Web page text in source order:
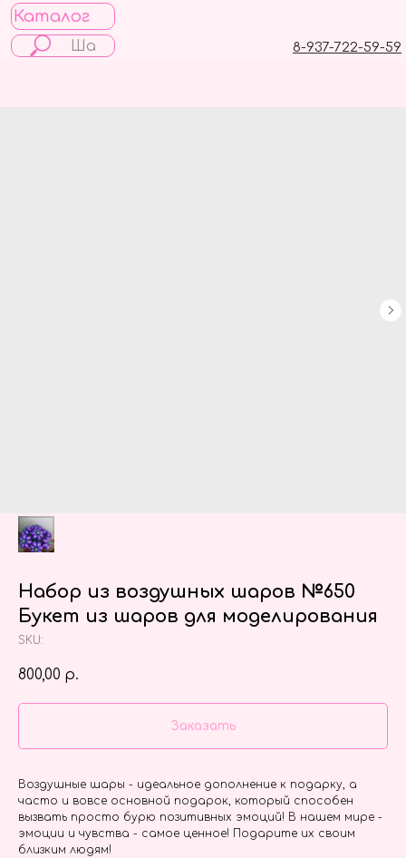
Каталог
8-937-722-59-59
Набор из воздушных шаров №650
Букет из шаров для моделирования
SKU:
800,00 р.
Заказать
Воздушные шары - идеальное дополнение к подарку, а
часто и вовсе основной подарок, который способен
вызвать просто бурю позитивных эмоций! В нашем мире -
эмоции и чувства - самое ценное! Подарите их своим
близким людям!